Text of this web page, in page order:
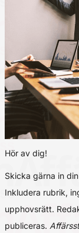
Hör av dig!
Skicka gärna in
Inkludera rubrik,
upphovsrätt.
publiceras.